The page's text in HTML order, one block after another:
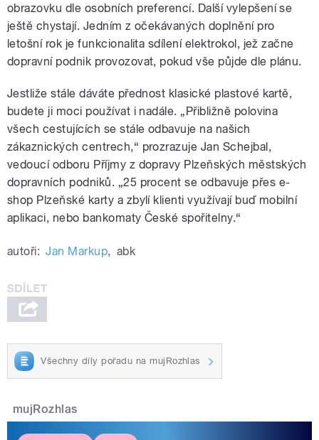
obrazovku dle osobních preferencí. Další vylepšení se
ještě chystají. Jedním z očekávaných doplnění pro
letošní rok je funkcionalita sdílení elektrokol, jež začne
dopravní podnik provozovat, pokud vše půjde dle plánu.
Jestliže stále dáváte přednost klasické plastové kartě,
budete ji moci používat i nadále. „Přibližně polovina
všech cestujících se stále odbavuje na našich
zákaznických centrech,“ prozrazuje Jan Schejbal,
vedoucí odboru Příjmy z dopravy Plzeňských městských
dopravních podniků. „25 procent se odbavuje přes e-
shop Plzeňské karty a zbylí klienti využívají buď mobilní
aplikaci, nebo bankomaty České spořitelny.“
autoři: Jan Markup, abk
Všechny díly pořadu na mujRozhlas
mujRozhlas